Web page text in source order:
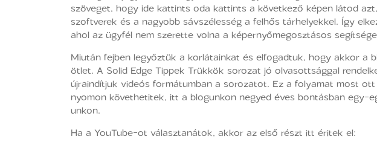
szöveget, hogy ide kattints oda kattints a következő képen látod
szoftverek és a nagyobb sávszélesség a felhős tárhelyekkel. Így
ahol az ügyfél nem szerette volna a képernyőmegosztásos
Miután fejben legyőztük a korlátainkat és elfogadtuk, hogy akkor
ötlet. A Solid Edge Tippek Trükkök sorozat jó olvasottsággal
újraindítjuk videós formátumban a sorozatot. Ez a folyamat most
nyomon követhetitek, itt a blogunkon negyed éves bontásban egy-
unkon.
Ha a YouTube-ot választanátok, akkor az első részt itt éritek el: